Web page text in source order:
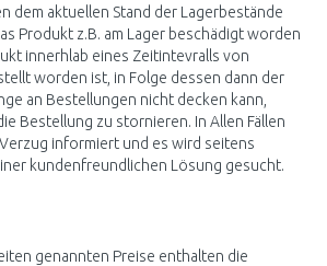
dem aktuellen Stand der Lagerbestände
Produkt z.B. am Lager beschädigt worden
innerhlab eines Zeitintevralls von
worden ist, in Folge dessen dann der
an Bestellungen nicht decken kann,
Bestellung zu stornieren. In Allen Fällen
informiert und es wird seitens
kundenfreundlichen Lösung gesucht.
genannten Preise enthalten die